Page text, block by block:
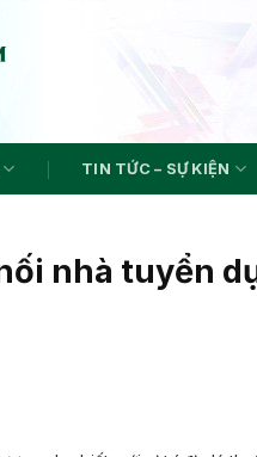
TIN TỨC – SỰ KIỆN
nhà tuyển